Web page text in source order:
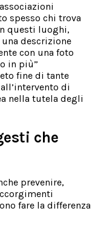
spesso chi trova
questi luoghi,
descrizione
con una foto
in più”
fine di tante
di
nella tutela degli
che
prevenire,
fare la differenza